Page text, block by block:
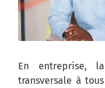
En entreprise,
transversale à